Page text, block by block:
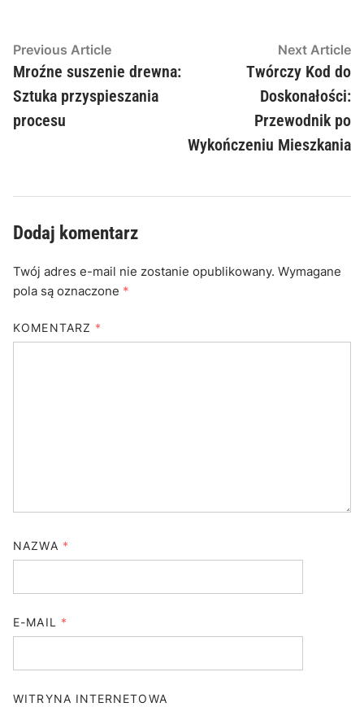
Nawigacja
wpisu
Previous ArticlePrevious
article:
Mroźne suszenie drewna:
Sztuka przyspieszania
procesu
Next Article
Twórczy Kod do
Doskonałości:
Przewodnik po
Wykończeniu Mieszkania
Dodaj komentarz
Twój adres e-mail nie zostanie opublikowany. Wymagane
pola są oznaczone *
KOMENTARZ *
NAZWA *
E-MAIL *
WITRYNA INTERNETOWA